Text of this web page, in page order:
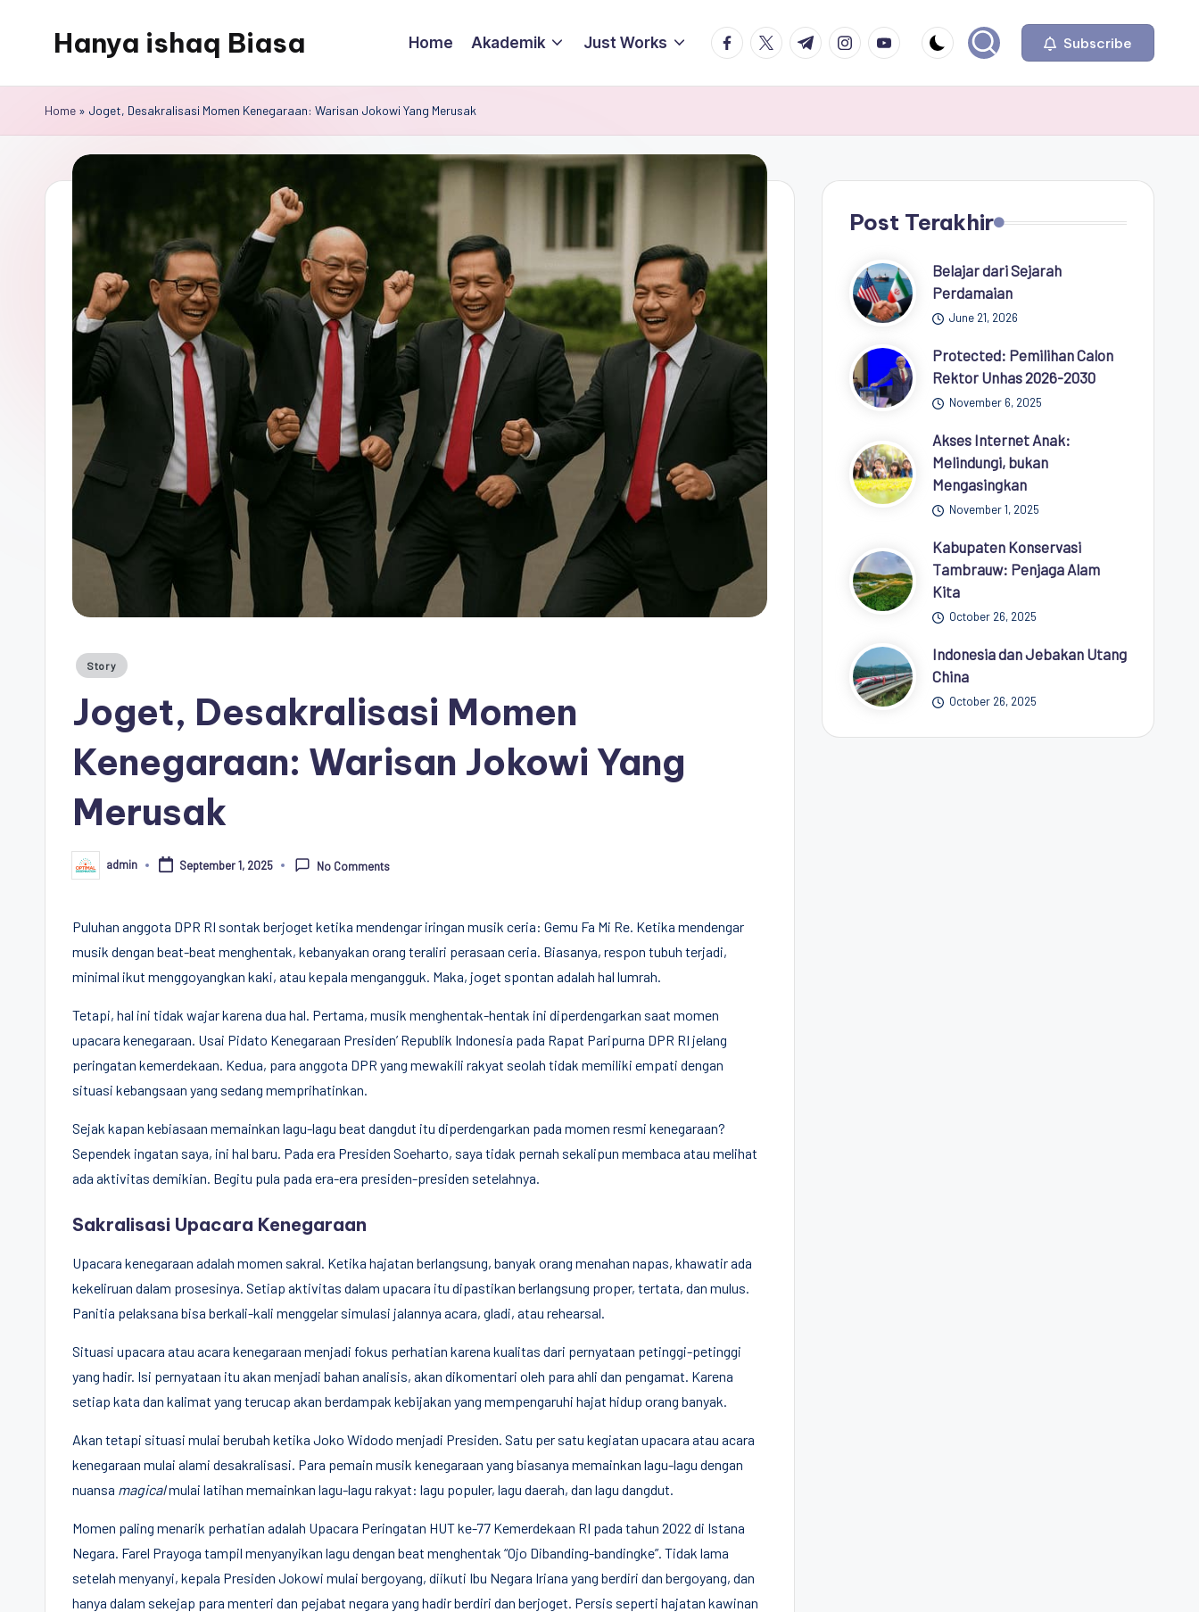
Hanya ishaq Biasa
Rahman,
Unhas,
Dosen
Center
Peace,
Conflict,
Democracy
(CPCD)
Universitas
Hasanuddin,
Komunitas
Akademik
Diplomasi
Kota
Home Akademik Just Works facebook.com
twitter.com
t.me instagram.com
youtube.com Subscribe
Home » Joget, Desakralisasi Momen Kenegaraan: Warisan Jokowi Yang Merusak
Posted
Story
Joget, Desakralisasi Momen
Kenegaraan: Warisan Jokowi Yang
Merusak
Posted
by
admin September 1, 2025 No Comments
Puluhan anggota DPR RI sontak berjoget ketika mendengar iringan musik ceria: Gemu Fa Mi Re. Ketika mendengar
musik dengan beat-beat menghentak, kebanyakan orang teraliri perasaan ceria. Biasanya, respon tubuh terjadi,
minimal ikut menggoyangkan kaki, atau kepala mengangguk. Maka, joget spontan adalah hal lumrah.
Tetapi, hal ini tidak wajar karena dua hal. Pertama, musik menghentak-hentak ini diperdengarkan saat momen
upacara kenegaraan. Usai Pidato Kenegaraan Presiden’ Republik Indonesia pada Rapat Paripurna DPR RI jelang
peringatan kemerdekaan. Kedua, para anggota DPR yang mewakili rakyat seolah tidak memiliki empati dengan
situasi kebangsaan yang sedang memprihatinkan.
Sejak kapan kebiasaan memainkan lagu-lagu beat dangdut itu diperdengarkan pada momen resmi kenegaraan?
Sependek ingatan saya, ini hal baru. Pada era Presiden Soeharto, saya tidak pernah sekalipun membaca atau melihat
ada aktivitas demikian. Begitu pula pada era-era presiden-presiden setelahnya.
Sakralisasi Upacara Kenegaraan
Upacara kenegaraan adalah momen sakral. Ketika hajatan berlangsung, banyak orang menahan napas, khawatir ada
kekeliruan dalam prosesinya. Setiap aktivitas dalam upacara itu dipastikan berlangsung proper, tertata, dan mulus.
Panitia pelaksana bisa berkali-kali menggelar simulasi jalannya acara, gladi, atau rehearsal.
Situasi upacara atau acara kenegaraan menjadi fokus perhatian karena kualitas dari pernyataan petinggi-petinggi
yang hadir. Isi pernyataan itu akan menjadi bahan analisis, akan dikomentari oleh para ahli dan pengamat. Karena
setiap kata dan kalimat yang terucap akan berdampak kebijakan yang mempengaruhi hajat hidup orang banyak.
Akan tetapi situasi mulai berubah ketika Joko Widodo menjadi Presiden. Satu per satu kegiatan upacara atau acara
kenegaraan mulai alami desakralisasi. Para pemain musik kenegaraan yang biasanya memainkan lagu-lagu dengan
nuansa magicalmulai latihan memainkan lagu-lagu rakyat: lagu populer, lagu daerah, dan lagu dangdut.
Momen paling menarik perhatian adalah Upacara Peringatan HUT ke-77 Kemerdekaan RI pada tahun 2022 di Istana
Negara. Farel Prayoga tampil menyanyikan lagu dengan beat menghentak “Ojo Dibanding-bandingke”. Tidak lama
setelah menyanyi, kepala Presiden Jokowi mulai bergoyang, diikuti Ibu Negara Iriana yang berdiri dan bergoyang, dan
hanya dalam sekejap para menteri dan pejabat negara yang hadir berdiri dan berjoget. Persis seperti hajatan kawinan
Post Terakhir
Belajar dari Sejarah
Perdamaian
June 21, 2026
Protected: Pemilihan Calon
Rektor Unhas 2026-2030
November 6, 2025
Akses Internet Anak:
Melindungi, bukan
Mengasingkan
November 1, 2025
Kabupaten Konservasi
Tambrauw: Penjaga Alam
Kita
October 26, 2025
Indonesia dan Jebakan Utang
China
October 26, 2025